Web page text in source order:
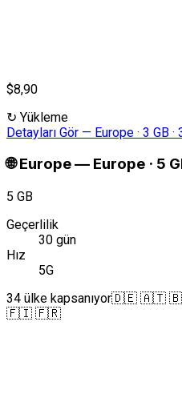
$8,90
↻ Yükleme
Detayları Gör — Europe · 3 GB
🌐 Europe— Europe · 5
5 GB
Geçerlilik
30 gün
Hız
5G
34 ülke kapsanıyor🇩🇪 🇦🇹
🇫🇮 🇫🇷